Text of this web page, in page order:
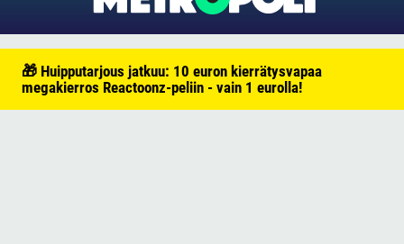
🎁 Huipputarjous jatkuu: 10 euron kierrätysvapaa
megakierros Reactoonz-peliin - vain 1 eurolla!